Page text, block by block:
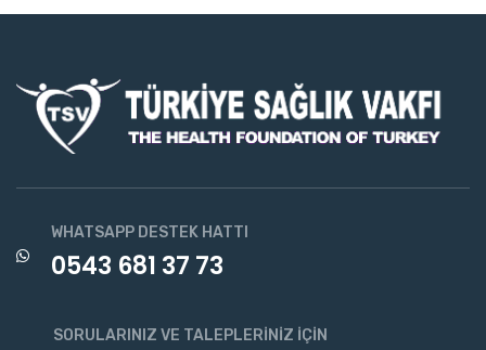
WHATSAPP DESTEK HATTI
0543 681 37 73
SORULARINIZ VE TALEPLERINIZ İÇIN